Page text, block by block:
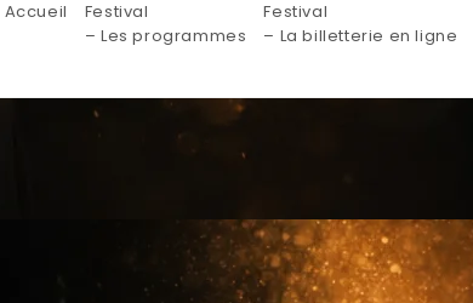
Accueil
Festival
– Les programmes
Festival
– La billetterie en ligne